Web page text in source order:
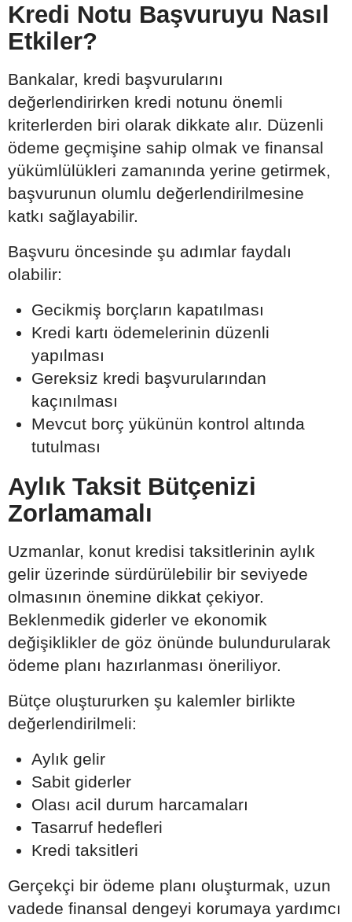
Kredi Notu Başvuruyu Nasıl
Etkiler?
Bankalar, kredi başvurularını
değerlendirirken kredi notunu önemli
kriterlerden biri olarak dikkate alır. Düzenli
ödeme geçmişine sahip olmak ve finansal
yükümlülükleri zamanında yerine getirmek,
başvurunun olumlu değerlendirilmesine
katkı sağlayabilir.
Başvuru öncesinde şu adımlar faydalı
olabilir:
Gecikmiş borçların kapatılması
Kredi kartı ödemelerinin düzenli
yapılması
Gereksiz kredi başvurularından
kaçınılması
Mevcut borç yükünün kontrol altında
tutulması
Aylık Taksit Bütçenizi
Zorlamamalı
Uzmanlar, konut kredisi taksitlerinin aylık
gelir üzerinde sürdürülebilir bir seviyede
olmasının önemine dikkat çekiyor.
Beklenmedik giderler ve ekonomik
değişiklikler de göz önünde bulundurularak
ödeme planı hazırlanması öneriliyor.
Bütçe oluştururken şu kalemler birlikte
değerlendirilmeli:
Aylık gelir
Sabit giderler
Olası acil durum harcamaları
Tasarruf hedefleri
Kredi taksitleri
Gerçekçi bir ödeme planı oluşturmak, uzun
vadede finansal dengeyi korumaya yardımcı